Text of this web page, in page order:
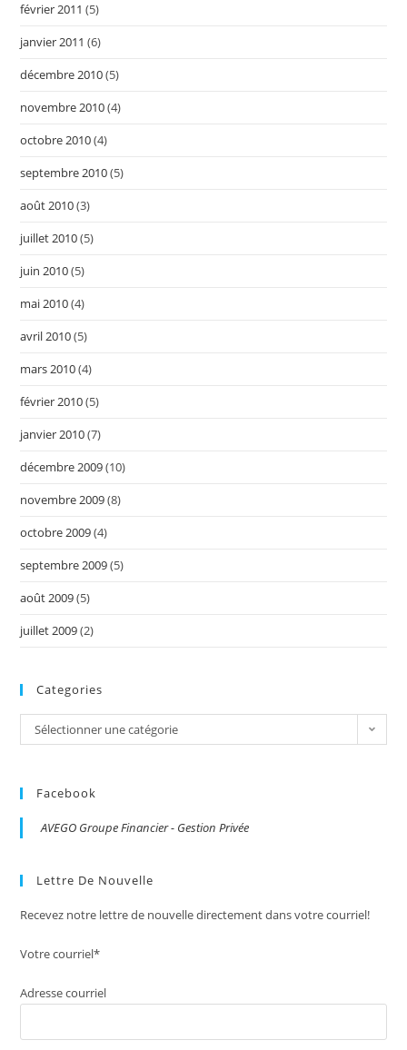
février 2011 (5)
janvier 2011 (6)
décembre 2010(5)
novembre 2010(4)
octobre 2010(4)
septembre 2010(5)
août 2010(3)
juillet 2010(5)
juin 2010(5)
mai 2010(4)
avril 2010(5)
mars 2010(4)
février 2010(5)
janvier 2010(7)
décembre 2009(10)
novembre 2009(8)
octobre 2009(4)
septembre 2009(5)
août 2009(5)
juillet 2009(2)
Categories
Categories
Sélectionner une catégorie
Facebook
AVEGO Groupe Financier - Gestion Privée
Lettre De Nouvelle
Recevez notre lettre de nouvelle directement dans votre courriel!
Votre courriel*
Adresse courriel